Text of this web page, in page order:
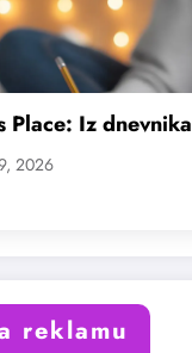
Place: Iz dnevnika
2026
reklamu